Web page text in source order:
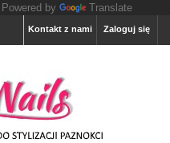
Powered by Translate
Zaloguj się
Kontakt z nami